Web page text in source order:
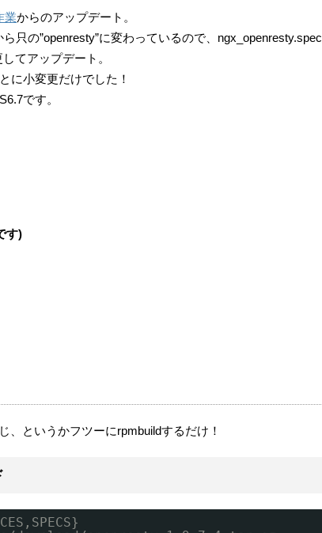
業からのアップデート。
只の”openresty”に変わっているので、ngx_openresty.spec
てアップデート。
に小変更だけでした！
です。
す)
、というかフツーにrpmbuildするだけ！